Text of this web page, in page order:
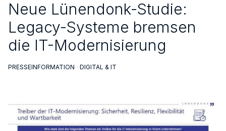
Neue Lünendonk-Studie:
Legacy-Systeme bremsen
die IT-Modernisierung
PRESSEINFORMATION DIGITAL & IT